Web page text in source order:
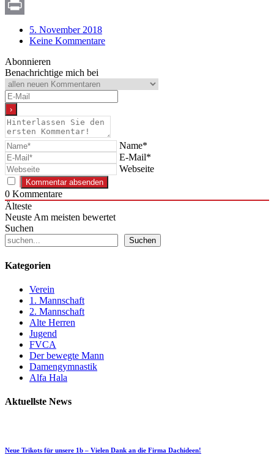
Copy
5. November 2018
Keine Kommentare
Abonnieren
Benachrichtige mich bei
Name*
E-Mail*
Webseite
0 Kommentare
Älteste
NeusteAm meisten bewertet
Suchen
Suchen
Kategorien
Verein
1. Mannschaft
2. Mannschaft
Alte Herren
Jugend
FVCA
Der bewegte Mann
Damengymnastik
Alfa Hala
Aktuellste News
Neue Trikots für unsere 1b – Vielen Dank an die Firma Dachideen!